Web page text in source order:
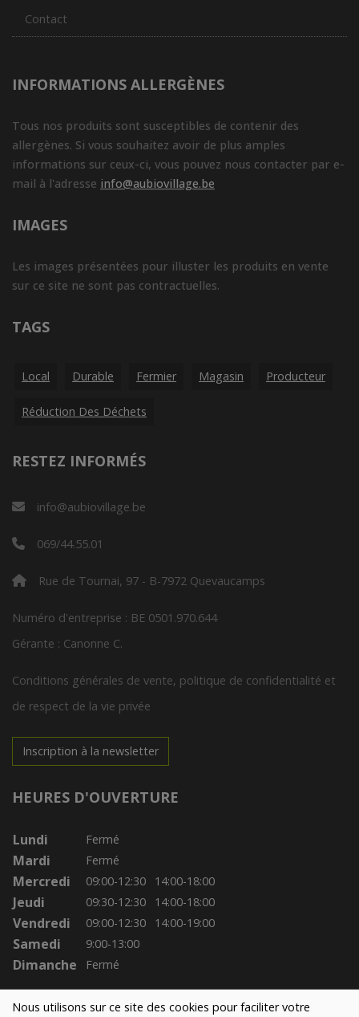
Nous utilisons sur ce site des cookies pour faciliter votre
Contact
INFORMATIONS ALLERGÈNES
Tous nos produits sont susceptibles de contenir des
allergènes. Si vous souhaitez avoir de plus amples
informations sur ceux-ci, vous pouvez nous contacter par e-
mail à l'adresse info@aubiovillage.be
IMAGES
Les images présentées pour illuster les produits en vente
sur ce site ne sont pas contractuelles.
TAGS
Local Durable Fermier Magasin Producteur
Réduction Des Déchets
RESTEZ INFORMÉS
info@aubiovillage.be
069/44.55.01
Rue de Tournai, 97 - B-7972 Quevaucamps
Numéro d'entreprise : BE 0501.970.644
Gérante : Canonne C.
Conditions générales de vente, politique de confidentialité et
de respect de la vie privée
Inscription à la newsletter
HEURES D'OUVERTURE
Lundi Fermé
Mardi Fermé
Mercredi 09:00-12:30 14:00-18:00
Jeudi 09:30-12:30 14:00-18:00
Vendredi 09:00-12:30 14:00-19:00
Samedi 9:00-13:00
Dimanche Fermé